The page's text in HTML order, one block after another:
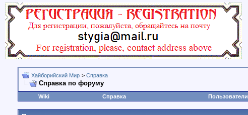
Хайборийский Мир > Справка
Справка по форуму
Wiki
Справка Пользователи